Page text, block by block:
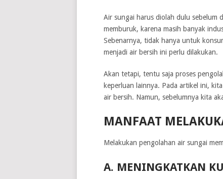
Air sungai harus diolah dulu sebelum
memburuk, karena masih banyak
Sebenarnya, tidak hanya untuk
menjadi air bersih ini perlu dilakukan.
Akan tetapi, tentu saja proses
keperluan lainnya. Pada artikel ini,
air bersih. Namun, sebelumnya kita
MANFAAT
Melakukan pengolahan air sungai
A. MENINGKATKAN